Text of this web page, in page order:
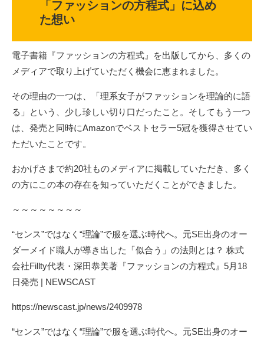
「ファッションの方程式」に込め
た想い
電子書籍『ファッションの方程式』を出版してから、多くの
メディアで取り上げていただく機会に恵まれました。
その理由の一つは、「理系女子がファッションを理論的に語
る」という、少し珍しい切り口だったこと。そしてもう一つ
は、発売と同時にAmazonでベストセラー5冠を獲得させてい
ただいたことです。
おかげさまで約20社ものメディアに掲載していただき、多く
の方にこの本の存在を知っていただくことができました。
～～～～～～～～
“センス”ではなく“理論”で服を選ぶ時代へ。元SE出身のオー
ダーメイド職人が導き出した「似合う」の法則とは？ 株式
会社Fillty代表・深田恭美著『ファッションの方程式』5月18
日発売 | NEWSCAST
https://newscast.jp/news/2409978
“センス”ではなく“理論”で服を選ぶ時代へ。元SE出身のオー